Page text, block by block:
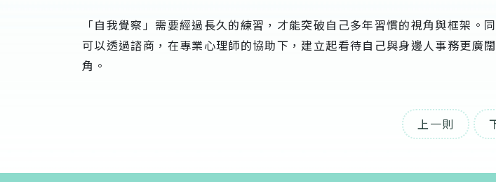
「自我覺察」需要經過長久的練習，才能突破自己多年習慣的視角與框架。
可以透過諮商，在專業心理師的協助下，建立起看待自己與身邊人事務更廣
角。
上一則